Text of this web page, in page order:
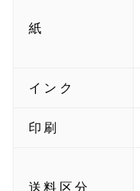
紙
インク
印刷
送料区分